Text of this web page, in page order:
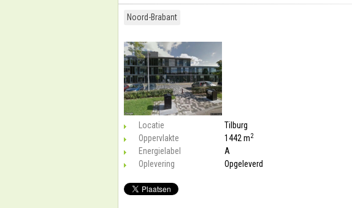
Noord-Brabant
Locatie
Tilburg
Oppervlakte
1442 m2
Energielabel
A
Oplevering
Opgeleverd